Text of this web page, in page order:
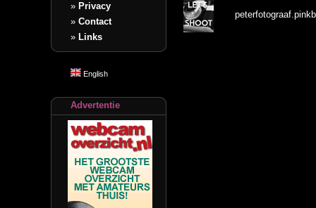
» Privacy
» Contact
» Links
English
Advertentie